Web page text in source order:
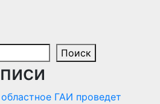
Поиск
ГАИ проведет